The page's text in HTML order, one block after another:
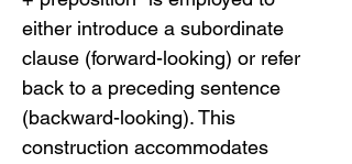
either introduce a subordinate
clause (forward-looking) or refer
back to a preceding sentence
(backward-looking). This
construction accommodates